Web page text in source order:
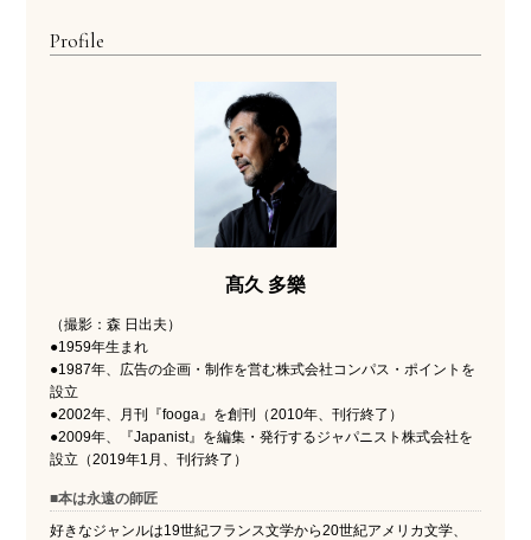
Profile
髙久 多樂
（撮影：森 日出夫）
●1959年生まれ
●1987年、広告の企画・制作を営む株式会社コンパス・ポイントを
設立
●2002年、月刊『fooga』を創刊（2010年、刊行終了）
●2009年、『Japanist』を編集・発行するジャパニスト株式会社を
設立（2019年1月、刊行終了）
■本は永遠の師匠
好きなジャンルは19世紀フランス文学から20世紀アメリカ文学、